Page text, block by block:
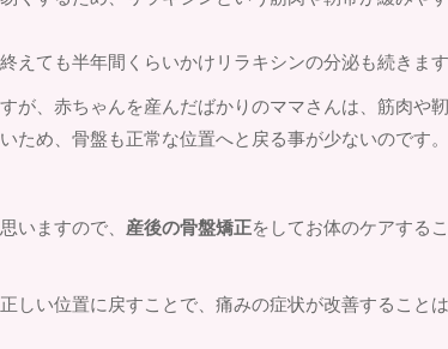
えても半年間くらいかけリラキシンの分泌も続きます
が、赤ちゃんを産んだばかりのママさんは、筋肉や
め、骨盤も正常な位置へと戻る事が少ないのです。
いますので、 産後の骨盤矯正をしてお体のケアする
しい位置に戻すことで、痛みの症状が改善すること